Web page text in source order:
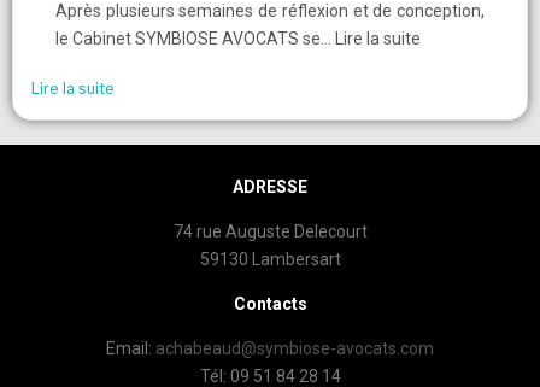
Après plusieurs semaines de réflexion et de conception,
le Cabinet SYMBIOSE AVOCATS se… Lire la suite
Lire la suite
ADRESSE
74 rue Auguste Delecourt
59130 Lambersart
Contacts
Email: achabeaud@symbiose-avocats.com
Tél: 09 51 84 28 14